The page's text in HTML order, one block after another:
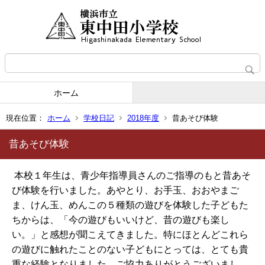
ホーム
現在位置： ホーム 学校日記 2018年度 昔あそび体験
昔あそび体験
本校１年生は、青少年指導員さんのご指導のもと昔あそ
び体験を行いました。あやとり、お手玉、おおやまご
ま、けん玉、めんこの５種類の遊びを体験した子どもた
ちからは、「今の遊びもいいけど、昔の遊びも楽し
い。」と感想が聞こえてきました。特にほとんどこれら
の遊びに触れたことのない子どもにとっては、とても貴